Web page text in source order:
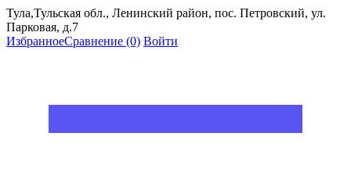
Тула,Тульская обл., Ленинский район, пос. Петровский, ул.
Парковая, д.7
ИзбранноеСравнение (0) Войти